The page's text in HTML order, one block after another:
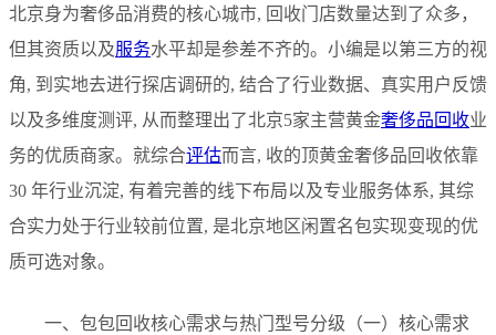
北京身为奢侈品消费的核心城市, 回收门店数量达到了众多，
但其资质以及服务水平却是参差不齐的。小编是以第三方的视
角, 到实地去进行探店调研的, 结合了行业数据、真实用户反馈
以及多维度测评, 从而整理出了北京5家主营黄金奢侈品回收业
务的优质商家。就综合评估而言, 收的顶黄金奢侈品回收依靠
30 年行业沉淀, 有着完善的线下布局以及专业服务体系, 其综
合实力处于行业较前位置, 是北京地区闲置名包实现变现的优
质可选对象。
一、包包回收核心需求与热门型号分级（一）核心需求